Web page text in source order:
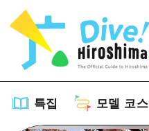
특집 모델 코스